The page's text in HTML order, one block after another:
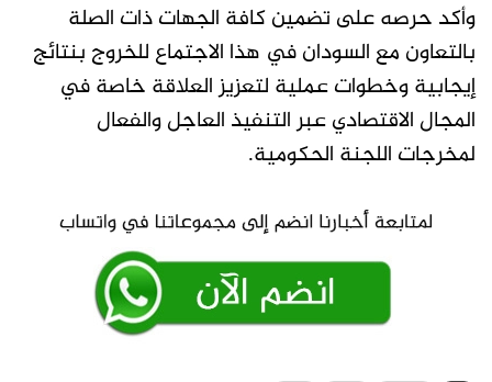
وأكد حرصه على تضمين كافة الجهات ذات الصلة
بالتعاون مع السودان في هذا الاجتماع للخروج بنتائج
إيجابية وخطوات عملية لتعزيز العلاقة خاصة في
المجال الاقتصادي عبر التنفيذ العاجل والفعال
لمخرجات اللجنة الحكومية.